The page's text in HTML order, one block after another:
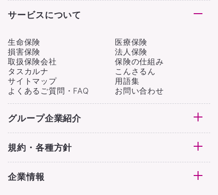
サービスについて
生命保険
医療保険
損害保険
法人保険
取扱保険会社
保険の仕組み
タスカルナ
こんさるん
サイトマップ
用語集
よくあるご質問・FAQ
お問い合わせ
グループ企業紹介
規約・各種方針
企業情報